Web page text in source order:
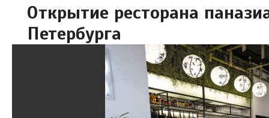
Открытие ресторана
Петербурга